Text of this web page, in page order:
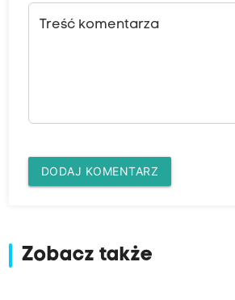
Treść komentarza
DODAJ KOMENTARZ
Zobacz także